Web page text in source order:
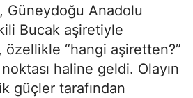
Güneydoğu Anadolu
Bucak aşiretiyle
özellikle “hangi aşiretten?”
haline geldi. Olayın
güçler tarafından